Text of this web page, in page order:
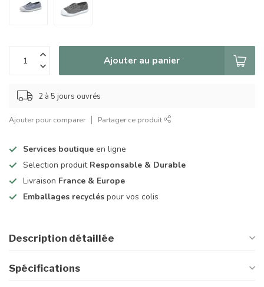
Ajouter au panier
2 à 5 jours ouvrés
Ajouter pour comparer Partager ce produit
Services boutique en ligne
Selection produit Responsable & Durable
Livraison France & Europe
Emballages recyclés pour vos colis
Description détaillée
Spécifications